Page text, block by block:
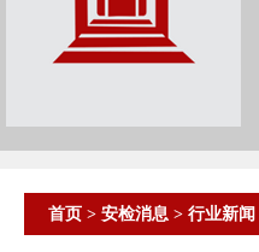
首页 > 安检消息 > 行业新闻